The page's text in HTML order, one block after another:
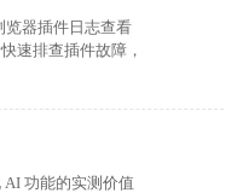
览器插件日志查看
速排查插件故障，
功能的实测价值